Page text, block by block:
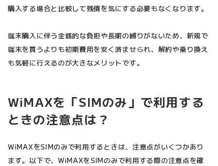
購入する場合と比較して残債を気にする必要もなくなります。
端末購入に伴う金銭的な負担や長期の縛りがないため、新規で
端末を買うよりも初期費用を安く済ませられ、解約や乗り換え
も気軽に行えるのが大きなメリットです。
WiMAXを「SIMのみ」で利用する
ときの注意点は？
WiMAXをSIMのみで利用するときは、注意点がいくつかあり
ます。以下で、WiMAXをSIMのみで利用する際の注意点を確